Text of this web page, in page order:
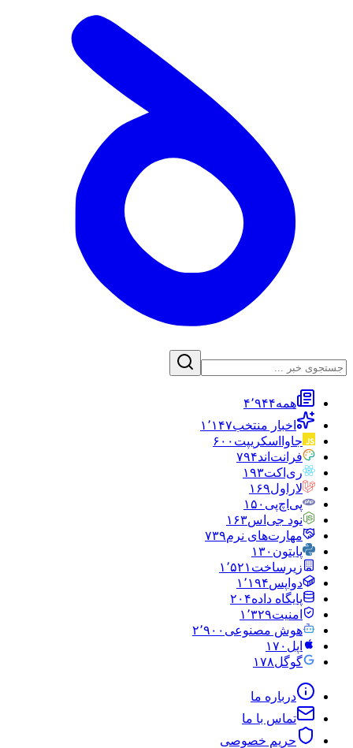
همه۴٬۹۴۴
اخبار منتخب۱٬۱۴۷
جاوااسکریپت ۶۰۰
فرانت‌اند۷۹۴
ری‌اکت۱۹۳
لاراول۱۶۹
پی‌اچ‌پی ۱۵۰
نود جی‌اس۱۶۳
مهارت‌های نرم۷۳۹
پایتون ۱۳۰
زیرساخت ۱٬۵۲۱
دواپس۱٬۱۹۴
پایگاه داده۲۰۴
امنیت۱٬۳۲۹
هوش مصنوعی ۲٬۹۰۰
اپل ۱۷۰
گوگل۱۷۸
درباره ما
تماس با ما
حریم خصوصی